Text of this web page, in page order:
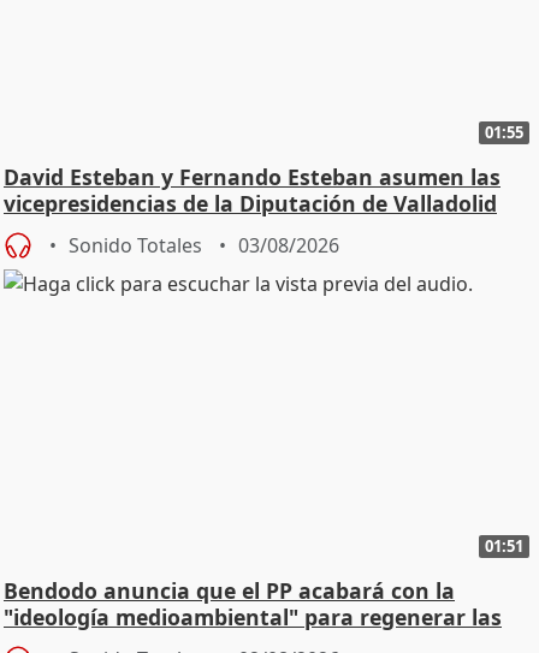
01:55
David Esteban y Fernando Esteban asumen las
vicepresidencias de la Diputación de Valladolid
Sonido Totales 03/08/2026
01:51
Bendodo anuncia que el PP acabará con la
"ideología medioambiental" para regenerar las
playas